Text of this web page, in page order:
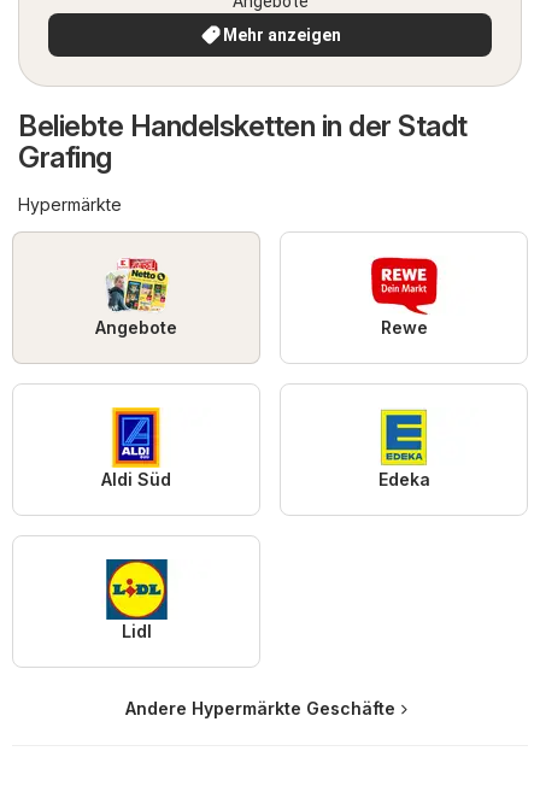
Mehr anzeigen
Beliebte Handelsketten in der Stadt
Grafing
Hypermärkte
Angebote Rewe
Aldi Süd Edeka
Lidl
Andere Hypermärkte Geschäfte